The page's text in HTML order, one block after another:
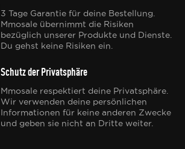
3 Tage Garantie für deine Bestellung.
Mmosale übernimmt die Risiken
bezüglich unserer Produkte und Dienste.
Du gehst keine Risiken ein.
Schutz der Privatsphäre
Mmosale respektiert deine Privatsphäre.
Wir verwenden deine persönlichen
Informationen für keine anderen Zwecke
und geben sie nicht an Dritte weiter.